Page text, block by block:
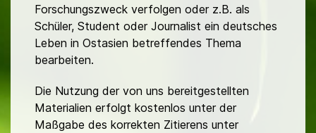
Forschungszweck verfolgen oder z.B. als
Schüler, Student oder Journalist ein deutsches
Leben in Ostasien betreffendes Thema
bearbeiten.
Die Nutzung der von uns bereitgestellten
Materialien erfolgt kostenlos unter der
Maßgabe des korrekten Zitierens unter